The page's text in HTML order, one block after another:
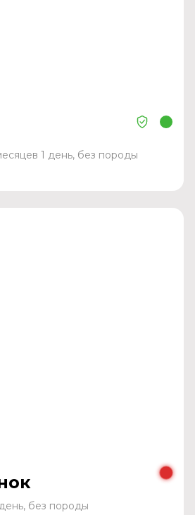
1 день, без породы
без породы